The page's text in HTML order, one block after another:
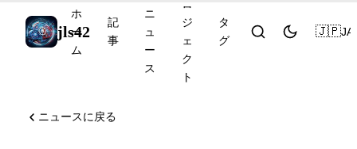
jls42
ホ
ー
ム
記
事
ニ
ュ
ー
ス
ロ
ジ
ェ
ク
ト
タ
グ
🇯🇵JA
ニュースに戻る